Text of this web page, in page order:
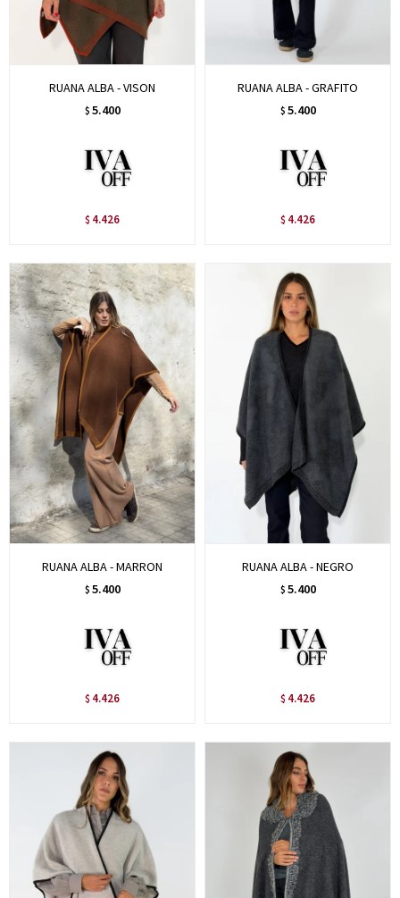
RUANA ALBA - VISON
$ 5.400
$ 4.426
RUANA ALBA - GRAFITO
$ 5.400
$ 4.426
RUANA ALBA - MARRON
$ 5.400
$ 4.426
RUANA ALBA - NEGRO
$ 5.400
$ 4.426